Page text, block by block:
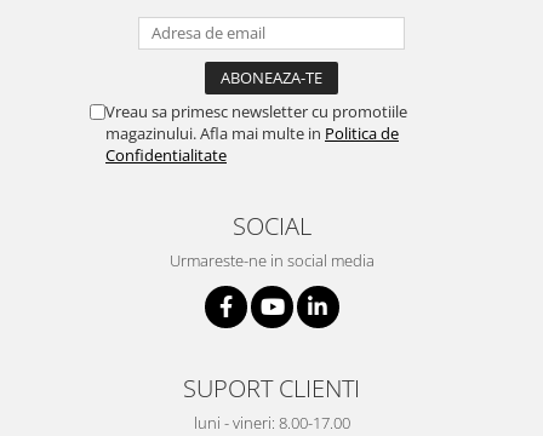
Vreau sa primesc newsletter cu promotiile
magazinului. Afla mai multe in Politica de
Confidentialitate
SOCIAL
Urmareste-ne in social media
SUPORT CLIENTI
luni - vineri: 8.00-17.00